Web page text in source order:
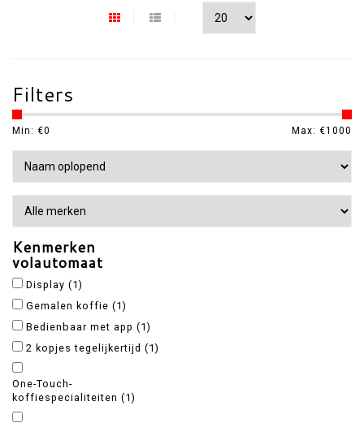
Filters
Min: €0 Max: €1000
Kenmerken
volautomaat
Display (1)
Gemalen koffie (1)
Bedienbaar met app (1)
2 kopjes tegelijkertijd (1)
One-Touch-
koffiespecialiteiten (1)